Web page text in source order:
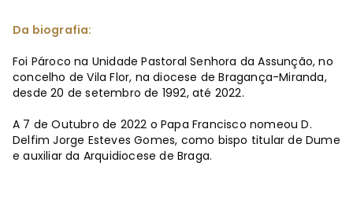
Da biografia:
Foi Pároco na Unidade Pastoral Senhora da Assunção, no
concelho de Vila Flor, na diocese de Bragança-Miranda,
desde 20 de setembro de 1992, até 2022.
A 7 de Outubro de 2022 o Papa Francisco nomeou D.
Delfim Jorge Esteves Gomes, como bispo titular de Dume
e auxiliar da Arquidiocese de Braga.